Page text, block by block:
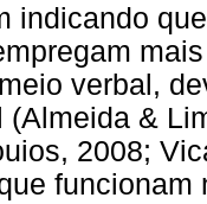
indicando
verbal,
(Almeida &
2008;